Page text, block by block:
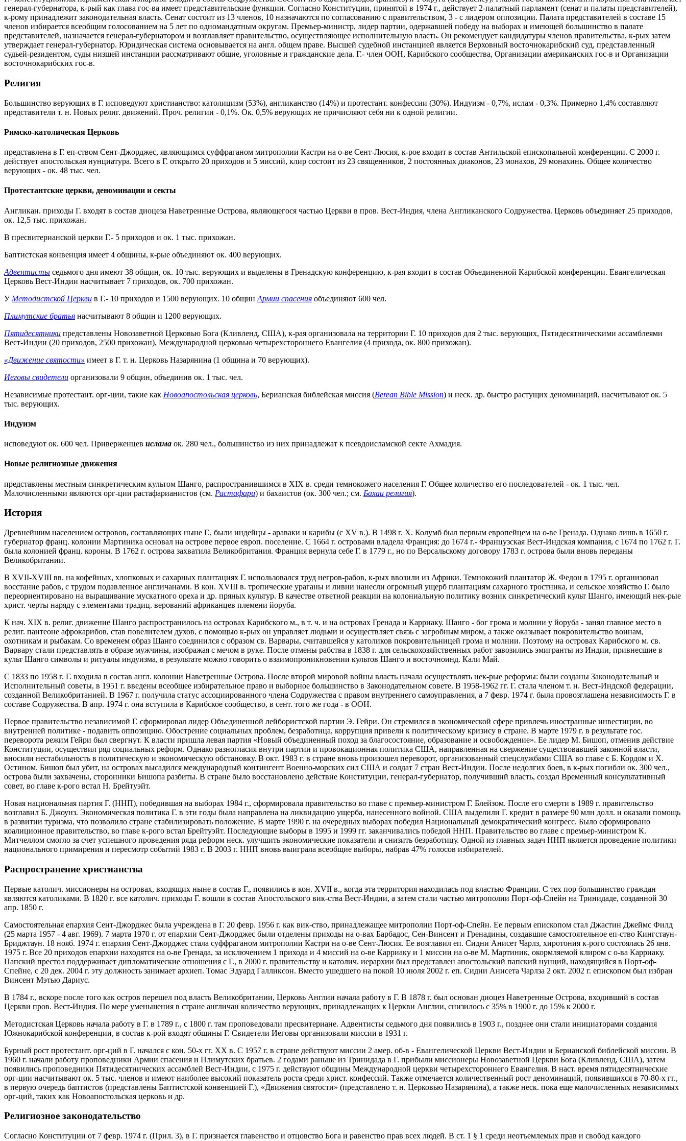
генерал-губернатора, к-рый как глава гос-ва имеет представительские функции. Согласно Конституции, принятой в 1974 г., действует 2-палатный парламент (сенат и палаты представителей),
к-рому принадлежит законодательная власть. Сенат состоит из 13 членов, 10 назначаются по согласованию с правительством, 3 - с лидером оппозиции. Палата представителей в составе 15
членов избирается всеобщим голосованием на 5 лет по одномандатным округам. Премьер-министр, лидер партии, одержавшей победу на выборах и имеющей большинство в палате
представителей, назначается генерал-губернатором и возглавляет правительство, осуществляющее исполнительную власть. Он рекомендует кандидатуры членов правительства, к-рых затем
утверждает генерал-губернатор. Юридическая система основывается на англ. общем праве. Высшей судебной инстанцией является Верховный восточнокарибский суд, представленный
судьей-резидентом, суды низшей инстанции рассматривают общие, уголовные и гражданские дела. Г.- член ООН, Карибского сообщества, Организации американских гос-в и Организации
восточнокарибских гос-в.
Религия
Большинство верующих в Г. исповедуют христианство: католицизм (53%), англиканство (14%) и протестант. конфессии (30%). Индуизм - 0,7%, ислам - 0,3%. Примерно 1,4% составляют
представители т. н. Новых религ. движений. Проч. религии - 0,1%. Ок. 0,5% верующих не причисляют себя ни к одной религии.
Римско-католическая Церковь
представлена в Г. еп-ством Сент-Джорджес, являющимся суффраганом митрополии Кастри на о-ве Сент-Люсия, к-рое входит в состав Антильской епископальной конференции. С 2000 г.
действует апостольская нунциатура. Всего в Г. открыто 20 приходов и 5 миссий, клир состоит из 23 священников, 2 постоянных диаконов, 23 монахов, 29 монахинь. Общее количество
верующих - ок. 48 тыс. чел.
Протестантские церкви, деноминации и секты
Англикан. приходы Г. входят в состав диоцеза Наветренные Острова, являющегося частью Церкви в пров. Вест-Индия, члена Англиканского Содружества. Церковь объединяет 25 приходов,
ок. 12,5 тыс. прихожан.
В пресвитерианской церкви Г.- 5 приходов и ок. 1 тыс. прихожан.
Баптистская конвенция имеет 4 общины, к-рые объединяют ок. 400 верующих.
Адвентисты седьмого дня имеют 38 общин, ок. 10 тыс. верующих и выделены в Гренадскую конференцию, к-рая входит в состав Объединенной Карибской конференции. Евангелическая
Церковь Вест-Индии насчитывает 7 приходов, ок. 700 прихожан.
У Методистской Церкви в Г.- 10 приходов и 1500 верующих. 10 общин Армии спасения объединяют 600 чел.
Плимутские братья насчитывают 8 общин и 1200 верующих.
Пятидесятники представлены Новозаветной Церковью Бога (Кливленд, США), к-рая организовала на территории Г. 10 приходов для 2 тыс. верующих, Пятидесятническими ассамблеями
Вест-Индии (20 приходов, 2500 прихожан), Международной церковью четырехстороннего Евангелия (4 прихода, ок. 800 прихожан).
«Движение святости» имеет в Г. т. н. Церковь Назарянина (1 община и 70 верующих).
Иеговы свидетели организовали 9 общин, объединив ок. 1 тыс. чел.
Независимые протестант. орг-ции, такие как Новоапостольская церковь, Берианская библейская миссия (Berean Bible Mission) и неск. др. быстро растущих деноминаций, насчитывают ок. 5
тыс. верующих.
Индуизм
исповедуют ок. 600 чел. Приверженцев ислама ок. 280 чел., большинство из них принадлежат к псевдоисламской секте Ахмадия.
Новые религиозные движения
представлены местным синкретическим культом Шанго, распространившимся в XIX в. среди темнокожего населения Г. Общее количество его последователей - ок. 1 тыс. чел.
Малочисленными являются орг-ции растафарианистов (см. Растафари) и бахаистов (ок. 300 чел.; см. Бахаи религия).
История
Древнейшим населением островов, составляющих ныне Г., были индейцы - араваки и карибы (с XV в.). В 1498 г. Х. Колумб был первым европейцем на о-ве Гренада. Однако лишь в 1650 г.
губернатор франц. колонии Мартиника основал на острове первое европ. поселение. С 1664 г. островами владела Франция: до 1674 г.- Французская Вест-Индская компания, с 1674 по 1762 г. Г.
была колонией франц. короны. В 1762 г. острова захватила Великобритания. Франция вернула себе Г. в 1779 г., но по Версальскому договору 1783 г. острова были вновь переданы
Великобритании.
В XVII-XVIII вв. на кофейных, хлопковых и сахарных плантациях Г. использовался труд негров-рабов, к-рых ввозили из Африки. Темнокожий плантатор Ж. Федон в 1795 г. организовал
восстание рабов, с трудом подавленное англичанами. В кон. XVIII в. тропические ураганы и ливни нанесли огромный ущерб плантациям сахарного тростника, и сельское хозяйство Г. было
переориентировано на выращивание мускатного ореха и др. пряных культур. В качестве ответной реакции на колониальную политику возник синкретический культ Шанго, имеющий нек-рые
христ. черты наряду с элементами традиц. верований африканцев племени йоруба.
К нач. XIX в. религ. движение Шанго распространилось на островах Карибского м., в т. ч. и на островах Гренада и Карриаку. Шанго - бог грома и молнии у йоруба - занял главное место в
религ. пантеоне афрокарибов, став повелителем духов, с помощью к-рых он управляет людьми и осуществляет связь с загробным миром, а также оказывает покровительство воинам,
охотникам и рыбакам. Со временем образ Шанго соединился с образом св. Варвары, считавшейся у католиков покровительницей грома и молнии. Поэтому на островах Карибского м. св.
Варвару стали представлять в образе мужчины, изображая с мечом в руке. После отмены рабства в 1838 г. для сельскохозяйственных работ завозились эмигранты из Индии, привнесшие в
культ Шанго символы и ритуалы индуизма, в результате можно говорить о взаимопроникновении культов Шанго и восточноинд. Кали Май.
С 1833 по 1958 г. Г. входила в состав англ. колонии Наветренные Острова. После второй мировой войны власть начала осуществлять нек-рые реформы: были созданы Законодательный и
Исполнительный советы, в 1951 г. введены всеобщее избирательное право и выборное большинство в Законодательном совете. В 1958-1962 гг. Г. стала членом т. н. Вест-Индской федерации,
созданной Великобританией. В 1967 г. получила статус ассоциированного члена Содружества с правом внутреннего самоуправления, а 7 февр. 1974 г. была провозглашена независимость Г. в
составе Содружества. В апр. 1974 г. она вступила в Карибское сообщество, в сент. того же года - в ООН.
Первое правительство независимой Г. сформировал лидер Объединенной лейбористской партии Э. Гейри. Он стремился в экономической сфере привлечь иностранные инвестиции, во
внутренней политике - подавить оппозицию. Обострение социальных проблем, безработица, коррупция привели к политическому кризису в стране. В марте 1979 г. в результате гос.
переворота режим Гейри был свергнут. К власти пришла левая партия «Новый объединенный поход за благосостояние, образование и освобождение». Ее лидер М. Бишоп, отменив действие
Конституции, осуществил ряд социальных реформ. Однако разногласия внутри партии и провокационная политика США, направленная на свержение существовавшей законной власти,
вносили нестабильность в политическую и экономическую обстановку. В окт. 1983 г. в стране вновь произошел переворот, организованный спецслужбами США во главе с Б. Кордом и Х.
Остином. Бишоп был убит, на островах высадился международный контингент Военно-морских сил США и солдат 7 стран Вест-Индии. После недолгих боев, в к-рых погибли ок. 300 чел.,
острова были захвачены, сторонники Бишопа разбиты. В стране было восстановлено действие Конституции, генерал-губернатор, получивший власть, создал Временный консультативный
совет, во главе к-рого встал Н. Брейтуэйт.
Новая национальная партия Г. (ННП), победившая на выборах 1984 г., сформировала правительство во главе с премьер-министром Г. Блейзом. После его смерти в 1989 г. правительство
возглавил Б. Джоунз. Экономическая политика Г. в эти годы была направлена на ликвидацию ущерба, нанесенного войной. США выделили Г. кредит в размере 90 млн долл. и оказали помощь
в развитии туризма, что позволило стране стабилизировать положение. В марте 1990 г. на очередных выборах победил Национальный демократический конгресс. Было сформировано
коалиционное правительство, во главе к-рого встал Брейтуэйт. Последующие выборы в 1995 и 1999 гг. заканчивались победой ННП. Правительство во главе с премьер-министром К.
Митчеллом смогло за счет успешного проведения ряда реформ неск. улучшить экономические показатели и снизить безработицу. Одной из главных задач ННП является проведение политики
национального примирения и пересмотр событий 1983 г. В 2003 г. ННП вновь выиграла всеобщие выборы, набрав 47% голосов избирателей.
Распространение христианства
Первые католич. миссионеры на островах, входящих ныне в состав Г., появились в кон. XVII в., когда эта территория находилась под властью Франции. С тех пор большинство граждан
являются католиками. В 1820 г. все католич. приходы Г. вошли в состав Апостольского вик-ства Вест-Индии, а затем стали частью митрополии Порт-оф-Спейн на Тринидаде, созданной 30
апр. 1850 г.
Самостоятельная епархия Сент-Джорджес была учреждена в Г. 20 февр. 1956 г. как вик-ство, принадлежащее митрополии Порт-оф-Спейн. Ее первым епископом стал Джастин Джеймс Филд
(25 марта 1957 - 4 авг. 1969). 7 марта 1970 г. от епархии Сент-Джорджес были отделены приходы на о-вах Барбадос, Сен-Винсент и Гренадины, создавшие самостоятельное еп-ство Кингстаун-
Бриджтаун. 18 нояб. 1974 г. епархия Сент-Джорджес стала суффраганом митрополии Кастри на о-ве Сент-Люсия. Ее возглавил еп. Сидни Анисет Чарлз, хиротония к-рого состоялась 26 янв.
1975 г. Все 20 приходов епархии находятся на о-ве Гренада, за исключением 1 прихода и 4 миссий на о-ве Карриаку и 1 миссии на о-ве М. Мартиник, окормляемой клиром с о-ва Карриаку.
Папский престол поддерживает дипломатические отношения с Г., в 2000 г. правительству и католич. иерархии был представлен апостольский папский нунций, находящийся в Порт-оф-
Спейне, с 20 дек. 2004 г. эту должность занимает архиеп. Томас Эдуард Галликсон. Вместо ушедшего на покой 10 июля 2002 г. еп. Сидни Анисета Чарлза 2 окт. 2002 г. епископом был избран
Винсент Мэтью Дариус.
В 1784 г., вскоре после того как остров перешел под власть Великобритании, Церковь Англии начала работу в Г. В 1878 г. был основан диоцез Наветренные Острова, входивший в состав
Церкви пров. Вест-Индия. По мере уменьшения в стране англичан количество верующих, принадлежащих к Церкви Англии, снизилось с 35% в 1900 г. до 15% к 2000 г.
Методистская Церковь начала работу в Г. в 1789 г., с 1800 г. там проповедовали пресвитериане. Адвентисты седьмого дня появились в 1903 г., позднее они стали инициаторами создания
Южнокарибской конференции, в состав к-рой входят общины Г. Свидетели Иеговы организовали миссии в 1931 г.
Бурный рост протестант. орг-ций в Г. начался с кон. 50-х гг. XX в. С 1957 г. в стране действуют миссии 2 амер. об-в - Евангелической Церкви Вест-Индии и Берианской библейской миссии. В
1960 г. начали работу проповедники Армии спасения и Плимутских братьев. 2 годами раньше из Тринидада в Г. прибыли миссионеры Новозаветной Церкви Бога (Кливленд, США), затем
появились проповедники Пятидесятнических ассамблей Вест-Индии, с 1975 г. действуют общины Международной церкви четырехстороннего Евангелия. В наст. время пятидесятнические
орг-ции насчитывают ок. 5 тыс. членов и имеют наиболее высокий показатель роста среди христ. конфессий. Также отмечается количественный рост деноминаций, появившихся в 70-80-х гг.,
в первую очередь баптистов (представлены Баптистской конвенцией Г.), «Движения святости» (представлено т. н. Церковью Назарянина), а также неск. пока еще малочисленных независимых
орг-ций, таких как Новоапостольская церковь и др.
Религиозное законодательство
Согласно Конституции от 7 февр. 1974 г. (Прил. 3), в Г. признается главенство и отцовство Бога и равенство прав всех людей. В ст. 1 § 1 среди неотъемлемых прав и свобод каждого